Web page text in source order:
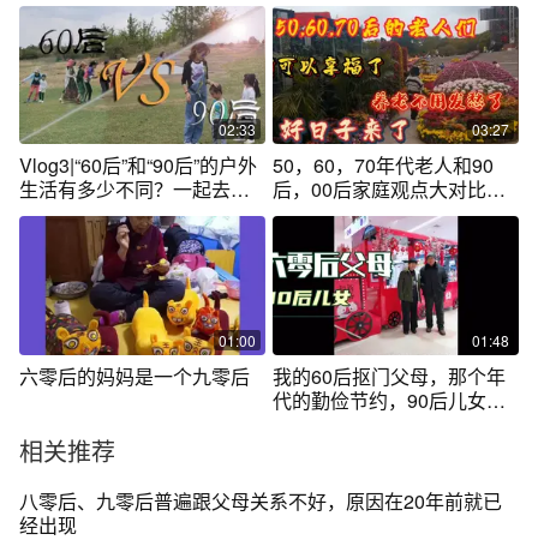
02:33
Vlog3|“60后”和“90后”的户外
生活有多少不同？一起去看
看吧！
03:27
50，60，70年代老人和90
后，00后家庭观点大对比，
哪代思想更合适
01:00
六零后的妈妈是一个九零后
01:48
我的60后抠门父母，那个年
代的勤俭节约，90后儿女怎
相关推荐
八零后、九零后普遍跟父母关系不好，原因在20年前就已
经出现